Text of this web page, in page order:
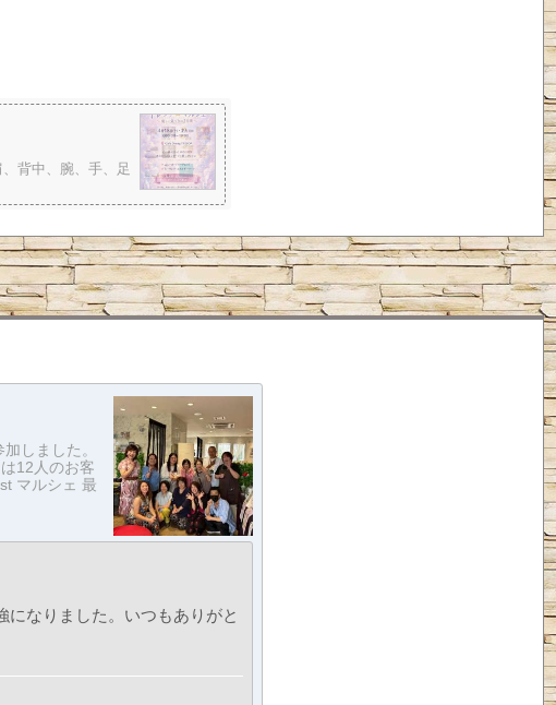
背中、腕、手、足
しました。
12人のお客
マルシェ 最
なりました。いつもありがと